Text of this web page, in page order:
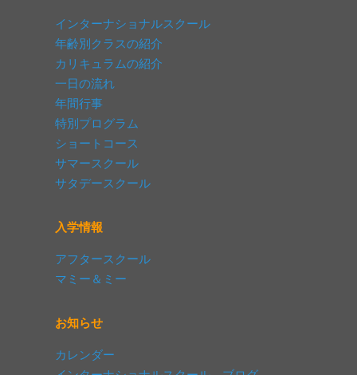
インターナショナルスクール
年齢別クラスの紹介
カリキュラムの紹介
一日の流れ
年間行事
特別プログラム
ショートコース
サマースクール
サタデースクール
入学情報
アフタースクール
マミー＆ミー
お知らせ
カレンダー